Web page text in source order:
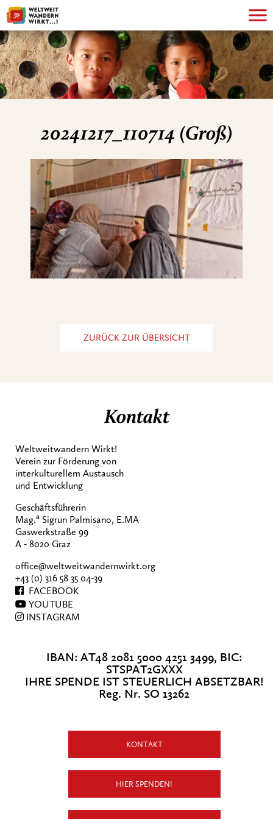
20241217_110714 (Groß)
ZURÜCK ZUR ÜBERSICHT
Kontakt
Weltweitwandern Wirkt!
Verein zur Förderung von
interkulturellem Austausch
und Entwicklung
Geschäftsführerin
Mag.a Sigrun Palmisano, E.MA
Gaswerkstraße 99
A - 8020 Graz
office@weltweitwandernwirkt.org
+43 (0) 316 58 35 04-39
FACEBOOK
YOUTUBE
INSTAGRAM
IBAN: AT48 2081 5000 4251 3499, BIC:
STSPAT2GXXX
IHRE SPENDE IST STEUERLICH ABSETZBAR!
Reg. Nr. SO 13262
KONTAKT
HIER SPENDEN!